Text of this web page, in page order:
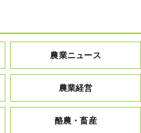
農業ニュース
農業経営
酪農・畜産